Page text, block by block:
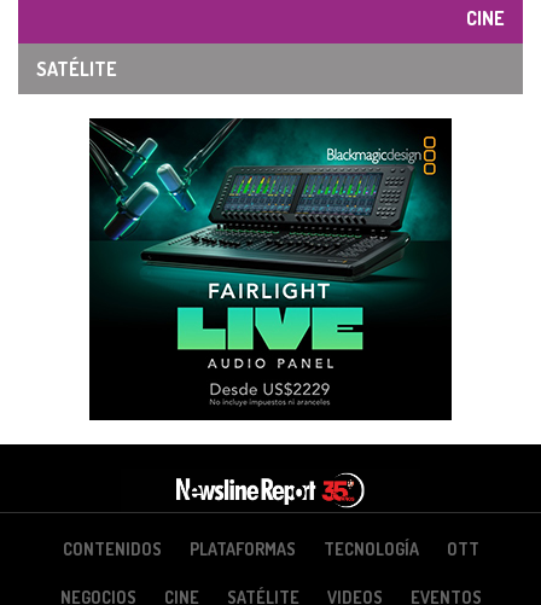
CINE
SATÉLITE
CONTENIDOS PLATAFORMAS TECNOLOGÍA OTT
NEGOCIOS CINE SATÉLITE VIDEOS EVENTOS